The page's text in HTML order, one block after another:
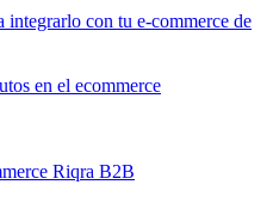
integrarlo con tu e-commerce de
en el ecommerce
Riqra B2B